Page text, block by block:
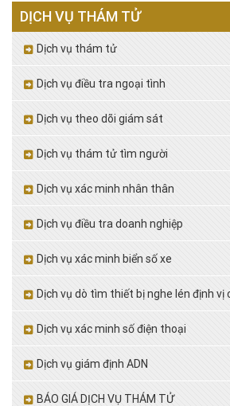
DỊCH VỤ THÁM TỬ
Dịch vụ thám tử
Dịch vụ điều tra ngoại tình
Dịch vụ theo dõi giám sát
Dịch vụ thám tử tìm người
Dịch vụ xác minh nhân thân
Dịch vụ điều tra doanh nghiệp
Dịch vụ xác minh biển số xe
Dịch vụ dò tìm thiết bị nghe lén định vị
Dịch vụ xác minh số điện thoại
Dịch vụ giám định ADN
BÁO GIÁ DỊCH VỤ THÁM TỬ